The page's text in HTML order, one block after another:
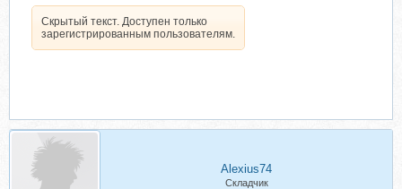
Скрытый текст. Доступен только
зарегистрированным пользователям.
Alexius74
Складчик